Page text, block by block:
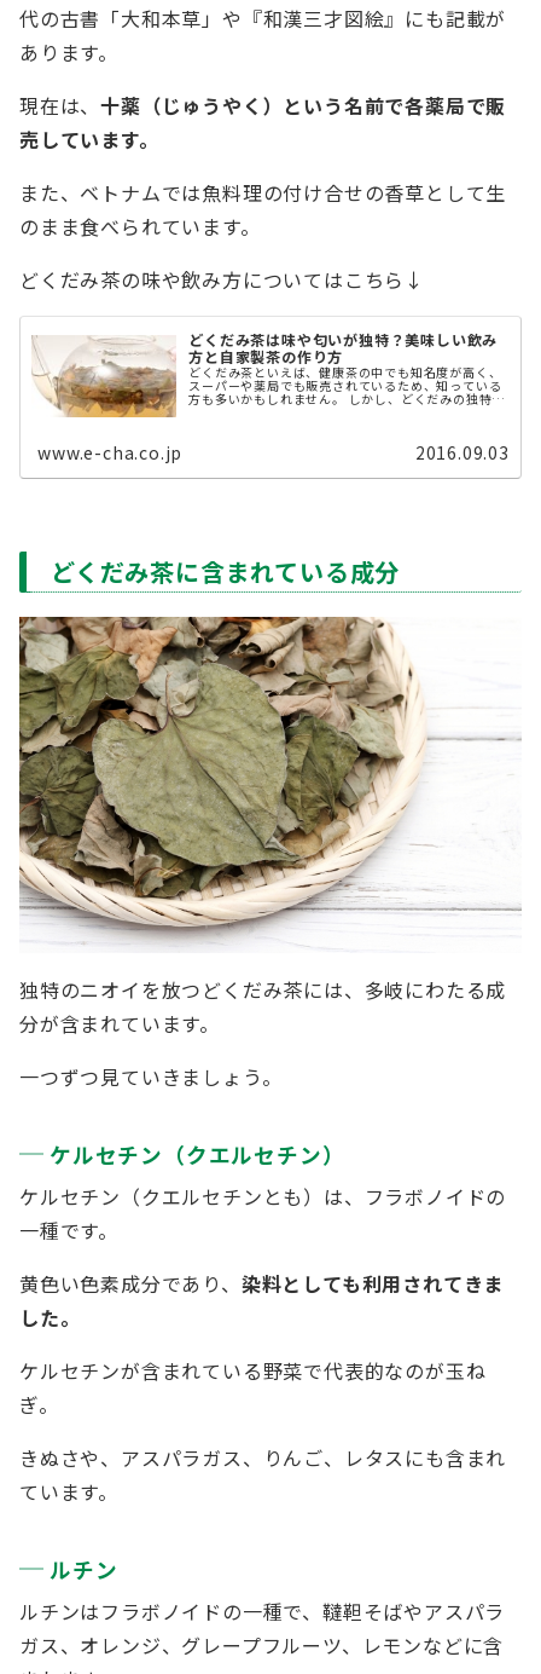
代の古書「大和本草」や『和漢三才図絵』にも記載が
あります。
現在は、十薬（じゅうやく）という名前で各薬局で販
売しています。
また、ベトナムでは魚料理の付け合せの香草として生
のまま食べられています。
どくだみ茶の味や飲み方についてはこちら↓
どくだみ茶は味や匂いが独特？美味しい飲み
方と自家製茶の作り方
どくだみ茶といえば、健康茶の中でも知名度が高く、
スーパーや薬局でも販売されているため、知っている
方も多いかもしれません。 しかし、どくだみの独特な
www.e-cha.co.jp 2016.09.03
どくだみ茶に含まれている成分
独特のニオイを放つどくだみ茶には、多岐にわたる成
分が含まれています。
一つずつ見ていきましょう。
ケルセチン（クエルセチン）
ケルセチン（クエルセチンとも）は、フラボノイドの
一種です。
黄色い色素成分であり、 染料としても利用されてきま
した。
ケルセチンが含まれている野菜で代表的なのが玉ね
ぎ。
きぬさや、アスパラガス、りんご、レタスにも含まれ
ています。
ルチン
ルチンはフラボノイドの一種で、韃靼そばやアスパラ
ガス、オレンジ、グレープフルーツ、レモンなどに含